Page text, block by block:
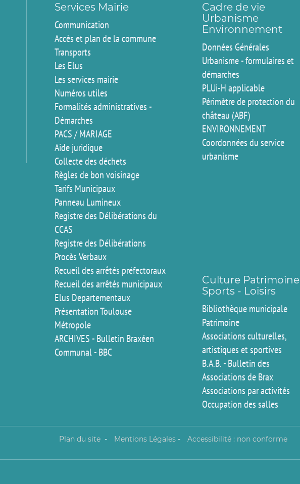
Services Mairie
Communication
Accès et plan de la commune
Transports
Les Elus
Les services mairie
Numéros utiles
Formalités administratives -
Démarches
PACS / MARIAGE
Aide juridique
Collecte des déchets
Règles de bon voisinage
Tarifs Municipaux
Panneau Lumineux
Registre des Délibérations du
CCAS
Registre des Délibérations
Procès Verbaux
Recueil des arrêtés préfectoraux
Recueil des arrêtés municipaux
Elus Departementaux
Présentation Toulouse
Métropole
ARCHIVES - Bulletin Braxéen
Communal - BBC
Cadre de vie
Urbanisme
Environnement
Données Générales
Urbanisme - formulaires et
démarches
PLUi-H applicable
Périmètre de protection du
château (ABF)
ENVIRONNEMENT
Coordonnées du service
urbanisme
Culture Patrimoine
Sports - Loisirs
Bibliothèque municipale
Patrimoine
Associations culturelles,
artistiques et sportives
B.A.B. - Bulletin des
Associations de Brax
Associations par activités
Occupation des salles
Plan du site - Mentions Légales - Accessibilité : non conforme